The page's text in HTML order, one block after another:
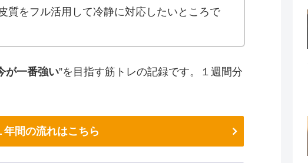
質をフル活用して冷静に対応したいところで
が一番強い”を目指す筋トレの記録です。１週間分
間の流れはこちら